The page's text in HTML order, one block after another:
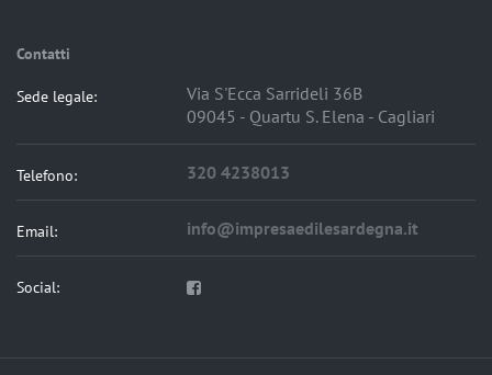
Contatti
Sede legale:
Via S'Ecca Sarrideli 36B
09045 - Quartu S. Elena - Cagliari
Telefono: 320 4238013
Email: info@impresaedilesardegna.it
Social: